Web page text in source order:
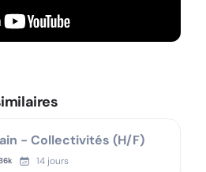
- Collectivités (H/F)
k 14 jours